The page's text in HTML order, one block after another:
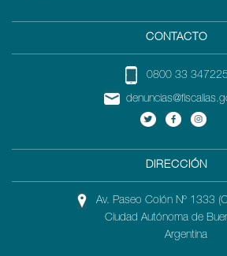
CONTACTO
0800 33 347225
DIRECCIÓN
Av. Paseo Colón Nº 1333
Ciudad Autónoma de
Argentina